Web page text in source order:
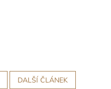
DALŠÍ ČLÁNEK